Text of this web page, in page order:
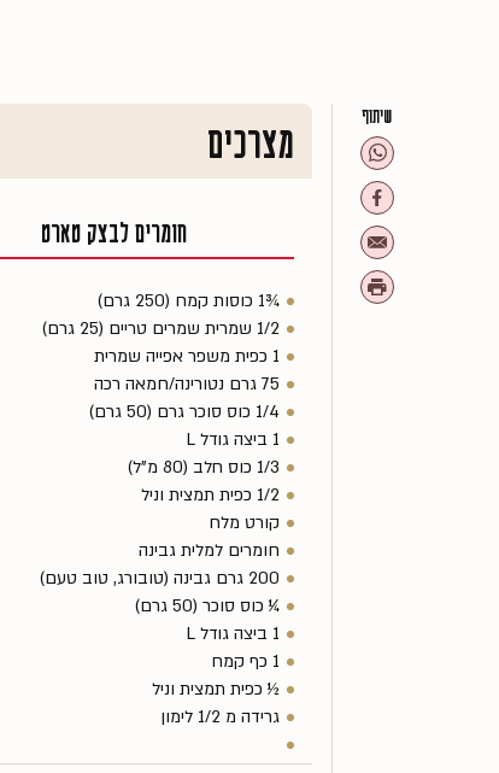
שיתוף מצרכים
חומרים לבצק טארט
¾1 כוסות קמח (250 גרם)
1/2 שמרית שמרים טריים (25 גרם)
1 כפית משפר אפייה שמרית
75 גרם נטורינה/חמאה רכה
1/4 כוס סוכר גרם (50 גרם)
1 ביצה גודל L
1/3 כוס חלב (80 מ"ל)
1/2 כפית תמצית וניל
קורט מלח
חומרים למלית גבינה
200 גרם גבינה (טובורג, טוב טעם)
¼ כוס סוכר (50 גרם)
1 ביצה גודל L
1 כף קמח
½ כפית תמצית וניל
גרידה מ 1/2 לימון